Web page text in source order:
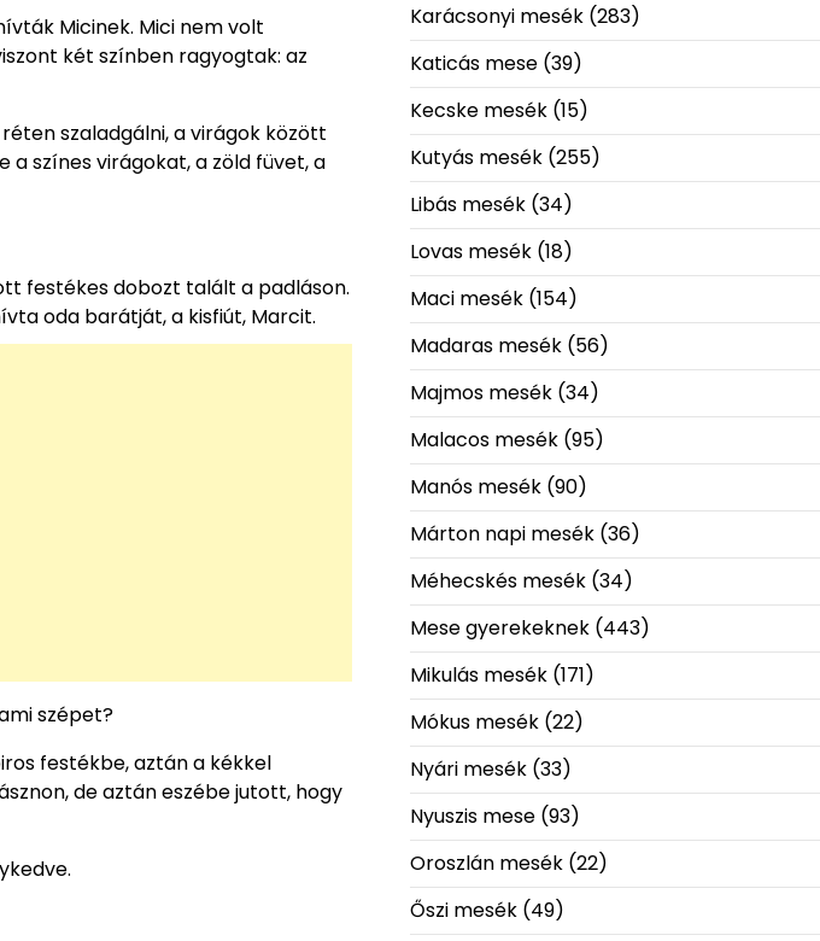
Micinek. Mici nem volt
két színben ragyogtak: az
szaladgálni, a virágok között
a színes virágokat, a zöld füvet, a
festékes dobozt talált a padláson.
oda barátját, a kisfiút, Marcit.
szépet?
festékbe, aztán a kékkel
de aztán eszébe jutott, hogy
Karácsonyi mesék(283)
Katicás mese(39)
Kecske mesék(15)
Kutyás mesék(255)
Libás mesék(34)
Lovas mesék(18)
Maci mesék(154)
Madaras mesék(56)
Majmos mesék(34)
Malacos mesék(95)
Manós mesék(90)
Márton napi mesék(36)
Méhecskés mesék(34)
Mese gyerekeknek(443)
Mikulás mesék(171)
Mókus mesék(22)
Nyári mesék(33)
Nyuszis mese(93)
Oroszlán mesék(22)
Őszi mesék(49)